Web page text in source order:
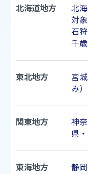
北海道地方
北
対
石
千
東北地方
宮
み）
関東地方 神
県 ・
東海地方 静